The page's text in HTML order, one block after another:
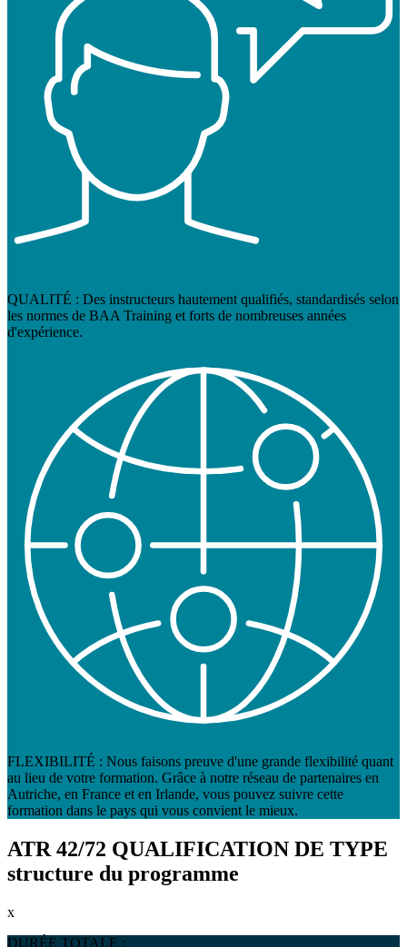
QUALITÉ : Des instructeurs hautement qualifiés, standardisés selon
les normes de BAA Training et forts de nombreuses années
d'expérience.
FLEXIBILITÉ : Nous faisons preuve d'une grande flexibilité quant
au lieu de votre formation. Grâce à notre réseau de partenaires en
Autriche, en France et en Irlande, vous pouvez suivre cette
formation dans le pays qui vous convient le mieux.
ATR 42/72 QUALIFICATION DE TYPE
structure du programme
x
DURÉE TOTALE :